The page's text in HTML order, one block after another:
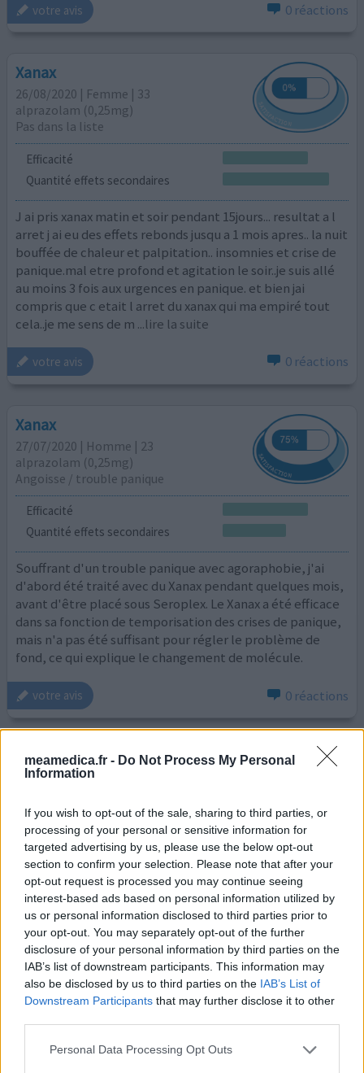
meamedica.fr - Do Not Process My Personal
Information
If you wish to opt-out of the sale, sharing to third parties, or
processing of your personal or sensitive information for
targeted advertising by us, please use the below opt-out
section to confirm your selection. Please note that after your
opt-out request is processed you may continue seeing
interest-based ads based on personal information utilized by
us or personal information disclosed to third parties prior to
your opt-out. You may separately opt-out of the further
disclosure of your personal information by third parties on the
IAB’s list of downstream participants. This information may
also be disclosed by us to third parties on the IAB’s List of
Downstream Participants that may further disclose it to other
Personal Data Processing Opt Outs
votre avis 0 réactions
Xanax
26/08/2020 | Femme | 33
alprazolam (0,25mg)
Pas dans la liste
Efficacité
Quantité effets secondaires
J ai pris xanax matin et soir pendant 15jours... resultat a l
arret j ai eu des effets rebonds jusqu a 1 mois apres.. la nuit
bouffée de chaleur et palpitation.. insomnies et crise de
panique.mal etre profond et agitation le soir..je suis allé
au moins 3 fois aux urgences en panique. et bien jai
compris que c etait l arret du xanax qui ma empiré tout
cela..je me sens de m ...lire la suite
votre avis 0 réactions
Xanax
27/07/2020 | Homme | 23
alprazolam (0,25mg)
Angoisse / trouble panique
Efficacité
Quantité effets secondaires
Souffrant d'un trouble panique avec agoraphobie, j'ai
d'abord été traité avec du Xanax pendant quelques mois,
avant d'être placé sous Seroplex. Le Xanax a été efficace
dans sa fonction de temporisation des crises de panique,
mais n'a pas été suffisant pour régler le problème de
fond, ce qui explique le changement de molécule.
votre avis 0 réactions
Xanax
25/06/2020 | Homme | 39
Angoisse / trouble panique
Efficacité
Quantité effets secondaires
Sevrage du xanax, terriblement compliqué, crises
d'angoisse amplifiée, tremblement, aux bords des
larmes et nervosité au maximum depuis l'arrêt du
cachet, une horreur à vivre au quotidien....
0 réactions
Xanax